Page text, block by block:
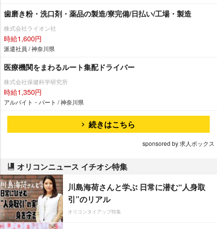
歯磨き粉・洗口剤・薬品の製造/寮完備/日払い/工場・製造
株式会社ライオン社
時給1,600円
派遣社員 / 神奈川県
医療機関をまわるルート集配ドライバー
株式会社保健科学研究所
時給1,350円
アルバイト・パート / 神奈川県
続きはこちら
sponsored by 求人ボックス
オリコンニュース イチオシ特集
川島海荷さんと学ぶ 日常に潜む“人身取
引”のリアル
オリコンタイアップ特集